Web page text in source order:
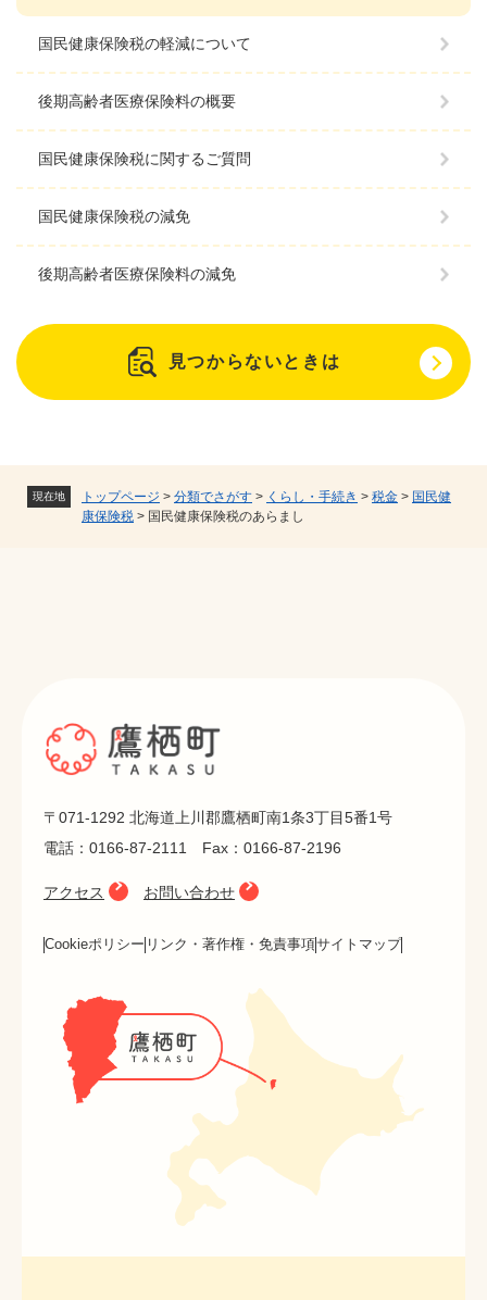
現在地 トップページ > 分類でさがす > くらし・手続き > 税金 > 国民健
康保険税 > 国民健康保険税のあらまし
国民健康保険税の軽減について
後期高齢者医療保険料の概要
国民健康保険税に関するご質問
国民健康保険税の減免
後期高齢者医療保険料の減免
見つからないときは
〒071-1292 北海道上川郡鷹栖町南1条3丁目5番1号
電話：0166-87-2111 Fax：0166-87-2196
アクセス お問い合わせ
Cookieポリシー リンク・著作権・免責事項サイトマップ